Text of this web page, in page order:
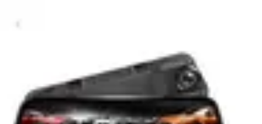
Contenido Digital